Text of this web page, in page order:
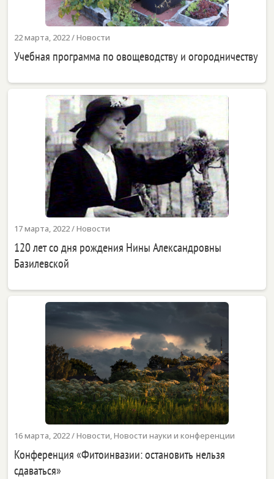
22 марта, 2022/Новости
Учебная программа по овощеводству и огородничеству
17 марта, 2022/Новости
120 лет со дня рождения Нины Александровны
Базилевской
16 марта, 2022/Новости,Новости науки и конференции
Конференция «Фитоинвазии: остановить нельзя
сдаваться»